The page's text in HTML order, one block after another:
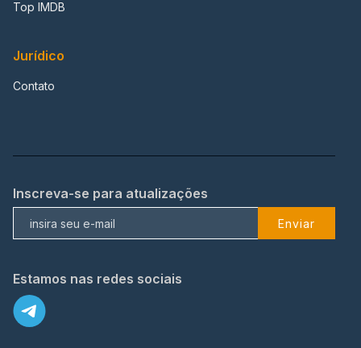
Top IMDB
Jurídico
Contato
Inscreva-se para atualizações
Enviar
Estamos nas redes sociais